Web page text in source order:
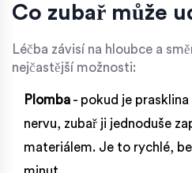
Co zubař může
Léčba závisí na hloubce a
nejčastější možnosti:
Plomba - pokud je
nervu, zubař ji jednoduše
materiálem. Je to rychlé,